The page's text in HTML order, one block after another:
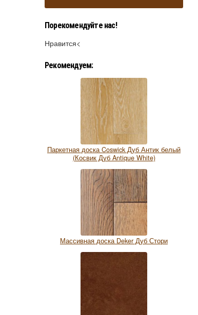
Порекомендуйте нас!
Нравится<
Рекомендуем:
Паркетная доска Coswick Дуб Антик белый
(Косвик Дуб Antique White)
Массивная доска Deker Дуб Стори